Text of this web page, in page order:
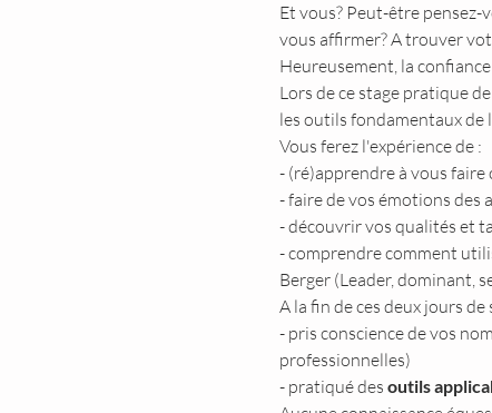
Et vous? Peut-être pensez-
vous affirmer? A trouver
Heureusement, la
Lors de ce stage pratique
les outils fondamentaux de
Vous ferez l'expérience de :
- (ré)apprendre à vous faire
- faire de vos émotions des
- découvrir vos qualités et
- comprendre comment
Berger (Leader, dominant,
A la fin de ces deux jours de
- pris conscience de vos
professionnelles)
- pratiqué des outils